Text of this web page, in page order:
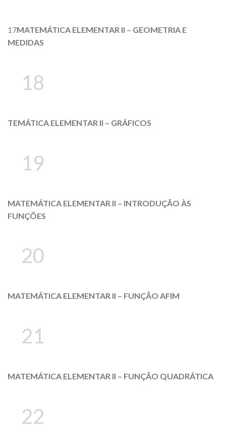
17MATEMÁTICA ELEMENTAR II – GEOMETRIA E
MEDIDAS
18
TEMÁTICA ELEMENTAR II – GRÁFICOS
19
MATEMÁTICA ELEMENTAR II – INTRODUÇÃO ÀS
FUNÇÕES
20
MATEMÁTICA ELEMENTAR II – FUNÇÃO AFIM
21
MATEMÁTICA ELEMENTAR II – FUNÇÃO QUADRÁTICA
22